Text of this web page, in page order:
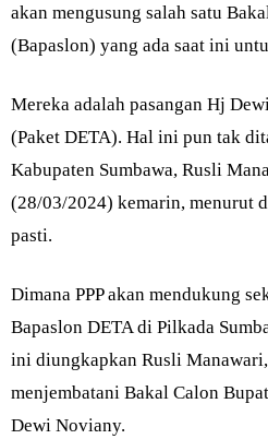
akan mengusung salah satu
(Bapaslon) yang ada saat ini
Mereka adalah pasangan Hj
(Paket DETA). Hal ini pun tak
Kabupaten Sumbawa, Rusli
(28/03/2024) kemarin, menurut
pasti.
Dimana PPP akan mendukung
Bapaslon DETA di Pilkada
ini diungkapkan Rusli
menjembatani Bakal Calon
Dewi Noviany.